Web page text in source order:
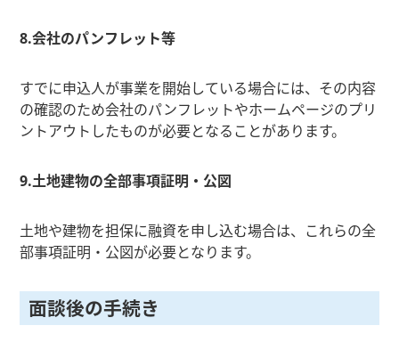
8.会社のパンフレット等
すでに申込人が事業を開始している場合には、その内容
の確認のため会社のパンフレットやホームページのプリ
ントアウトしたものが必要となることがあります。
9.土地建物の全部事項証明・公図
土地や建物を担保に融資を申し込む場合は、これらの全
部事項証明・公図が必要となります。
面談後の手続き